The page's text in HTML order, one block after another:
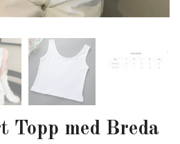
Topp med Breda